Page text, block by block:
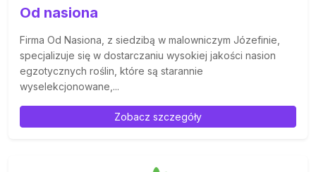
Od nasiona
Firma Od Nasiona, z siedzibą w malowniczym Józefinie,
specjalizuje się w dostarczaniu wysokiej jakości nasion
egzotycznych roślin, które są starannie
wyselekcjonowane,...
Zobacz szczegóły